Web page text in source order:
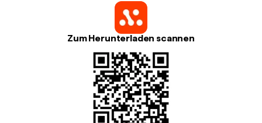
Zum Herunterladen scannen